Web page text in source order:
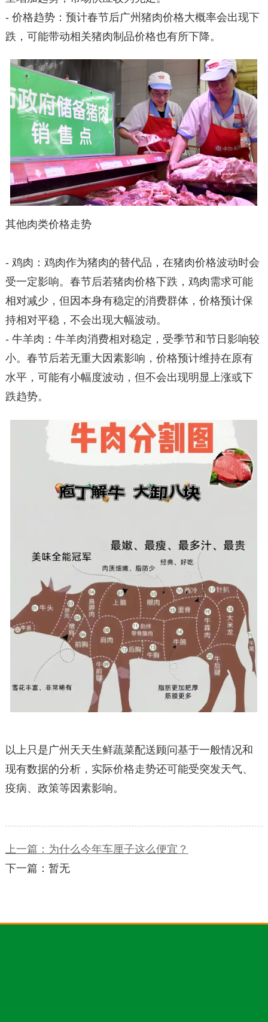
- 价格趋势：预计春节后广州猪肉价格大概率会出现下
跌，可能带动相关猪肉制品价格也有所下降。
其他肉类价格走势
- 鸡肉：鸡肉作为猪肉的替代品，在猪肉价格波动时会
受一定影响。春节后若猪肉价格下跌，鸡肉需求可能
相对减少，但因本身有稳定的消费群体，价格预计保
持相对平稳，不会出现大幅波动。
- 牛羊肉：牛羊肉消费相对稳定，受季节和节日影响较
小。春节后若无重大因素影响，价格预计维持在原有
水平，可能有小幅度波动，但不会出现明显上涨或下
跌趋势。
以上只是广州天天生鲜蔬菜配送顾问基于一般情况和
现有数据的分析，实际价格走势还可能受突发天气、
疫病、政策等因素影响。
上一篇：为什么今年车厘子这么便宜？
下一篇：暂无